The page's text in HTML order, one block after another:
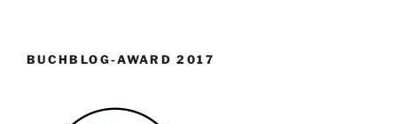
BUCHBLOG-AWARD 2017